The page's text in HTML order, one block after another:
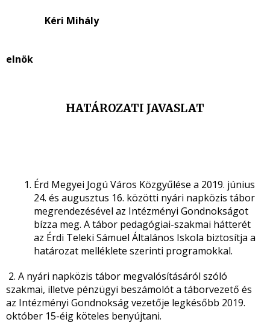
Kéri Mihály
elnök
HATÁROZATI JAVASLAT
Érd Megyei Jogú Város Közgyűlése a 2019. június
24. és augusztus 16. közötti nyári napközis tábor
megrendezésével az Intézményi Gondnokságot
bízza meg. A tábor pedagógiai-szakmai hátterét
az Érdi Teleki Sámuel Általános Iskola biztosítja a
határozat melléklete szerinti programokkal.
2. A nyári napközis tábor megvalósításáról szóló
szakmai, illetve pénzügyi beszámolót a táborvezető és
az Intézményi Gondnokság vezetője legkésőbb 2019.
október 15-éig köteles benyújtani.